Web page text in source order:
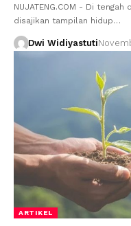
NUJATENG.COM - Di
disajikan tampilan hidup…
Dwi Widiyastuti
ARTIKEL